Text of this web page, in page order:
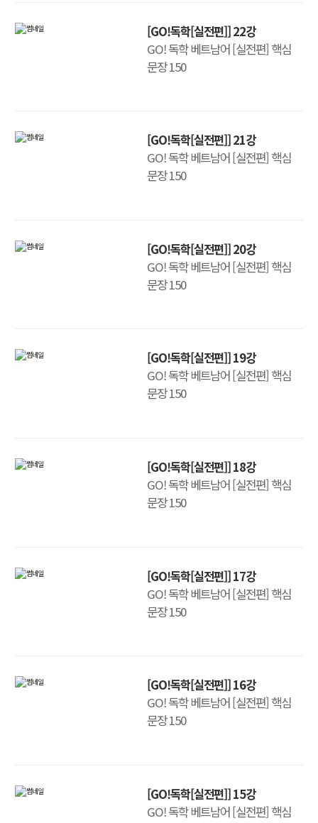
[GO!독학[실전편]] 22강
GO! 독학 베트남어 [실전편] 핵심
문장 150
[GO!독학[실전편]] 21강
GO! 독학 베트남어 [실전편] 핵심
문장 150
[GO!독학[실전편]] 20강
GO! 독학 베트남어 [실전편] 핵심
문장 150
[GO!독학[실전편]] 19강
GO! 독학 베트남어 [실전편] 핵심
문장 150
[GO!독학[실전편]] 18강
GO! 독학 베트남어 [실전편] 핵심
문장 150
[GO!독학[실전편]] 17강
GO! 독학 베트남어 [실전편] 핵심
문장 150
[GO!독학[실전편]] 16강
GO! 독학 베트남어 [실전편] 핵심
문장 150
[GO!독학[실전편]] 15강
GO! 독학 베트남어 [실전편] 핵심